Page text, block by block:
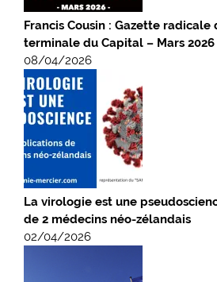
Francis Cousin : Gazette radicale
terminale du Capital – Mars 2026
08/04/2026
La virologie est une
de 2 médecins néo-zélandais
02/04/2026